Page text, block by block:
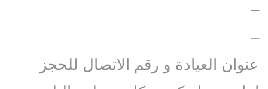
–
–
عنوان العيادة و رقم الاتصال للحجز